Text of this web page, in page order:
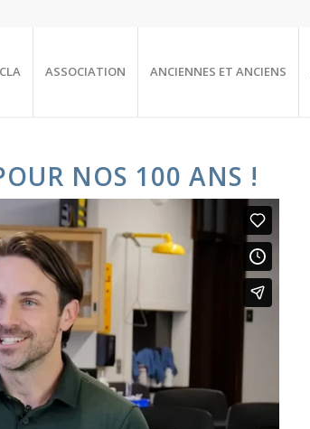
ASSOCIATION ANCIENNES ET ANCIENS
NOS 100 ANS !